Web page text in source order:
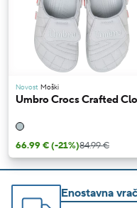
Novost Moški
Umbro Crocs Crafted
66.99 €(-21%)84.99 €
Enostavna